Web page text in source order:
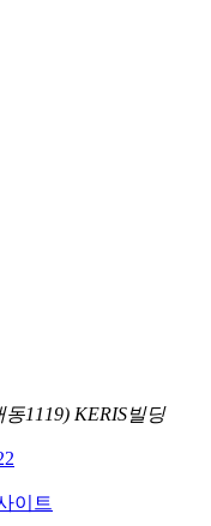
1119) KERIS빌딩